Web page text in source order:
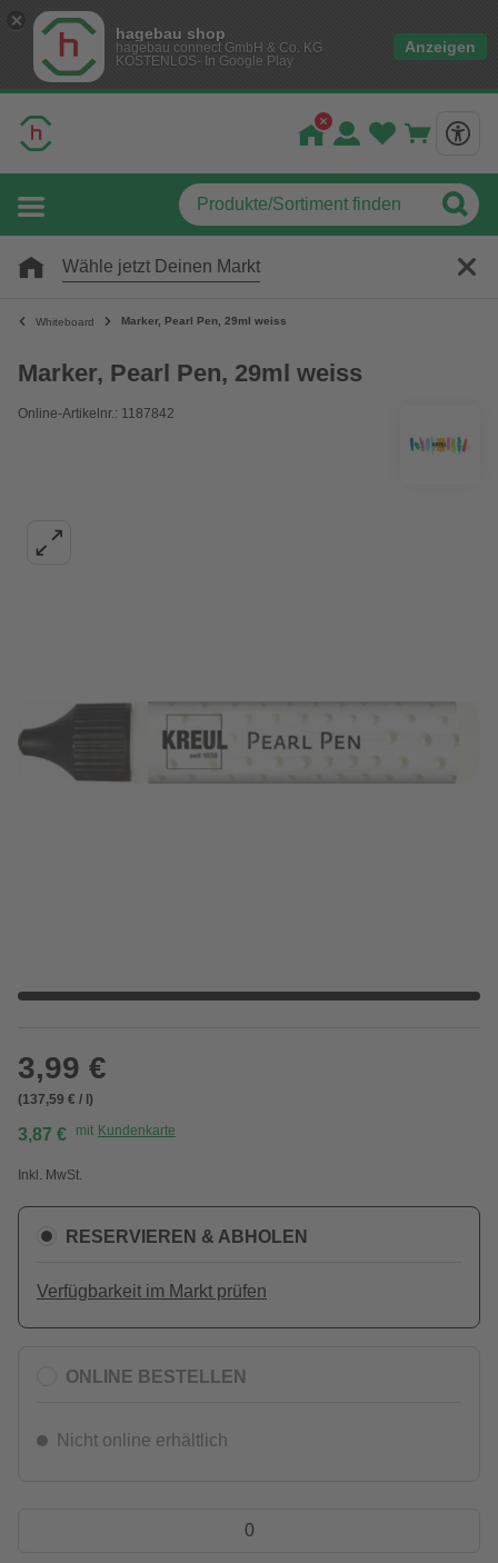
hagebau shop
hagebau connect GmbH & Co. KG
KOSTENLOS- In Google Play
Anzeigen
Wähle jetzt Deinen Markt
Whiteboard Marker, Pearl Pen, 29ml weiss
Marker, Pearl Pen, 29ml weiss
Online-Artikelnr.: 1187842
3,99 €
(137,59 € / l)
3,87 € mit Kundenkarte
Inkl. MwSt.
RESERVIEREN & ABHOLEN
Verfügbarkeit im Markt prüfen
ONLINE BESTELLEN
Nicht online erhältlich